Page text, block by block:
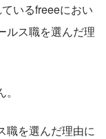
いるfreeeにおい
ルス職を選んだ理
職を選んだ理由に